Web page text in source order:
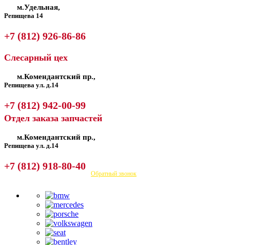
м.Удельная,
Репищева 14
+7 (812) 926-86-86
Слесарный цех
м.Комендантский пр.,
Репищева ул. д.14
+7 (812) 942-00-99
Отдел заказа запчастей
м.Комендантский пр.,
Репищева ул. д.14
+7 (812) 918-80-40
Посмотреть на карте Обратный звонок